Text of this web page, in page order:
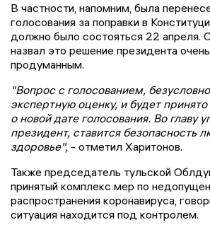
В частности, напомним, была
голосования за поправки в
должно было состояться 22 апреля.
назвал это решение президента
продуманным.
"Вопрос с голосованием,
экспертную оценку, и будет
о новой дате голосования. Во главу
президент, ставится безопасность
здоровье", - отметил Харитонов.
Также председатель тульской
принятый комплекс мер по
распространения коронавируса,
ситуация находится под контролем.